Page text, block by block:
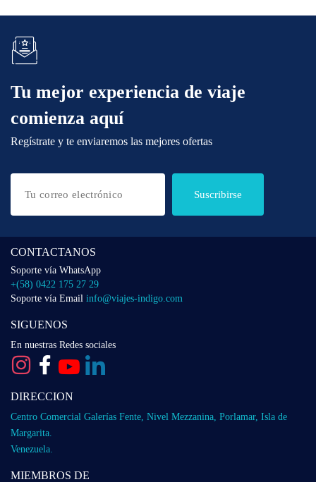
Tu mejor experiencia de viaje
comienza aquí
Regístrate y te enviaremos las mejores ofertas
Suscribirse
CONTACTANOS
Soporte vía WhatsApp
+(58) 0422 175 27 29
Soporte vía Email info@viajes-indigo.com
SIGUENOS
En nuestras Redes sociales
DIRECCION
Centro Comercial Galerías Fente, Nivel Mezzanina, Porlamar, Isla de
Margarita.
Venezuela.
MIEMBROS DE